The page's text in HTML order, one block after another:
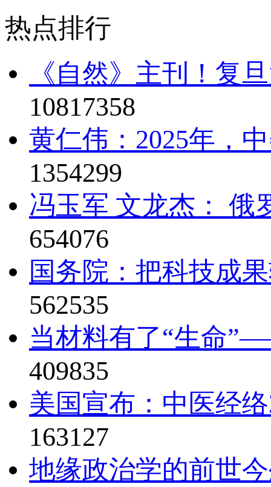
热点排行
《自然》主刊！复
10817358
黄仁伟：2025年，
1354299
冯玉军 文龙杰： 俄
654076
国务院：把科技成
562535
当材料有了“生命
409835
美国宣布：中医经
163127
地缘政治学的前世